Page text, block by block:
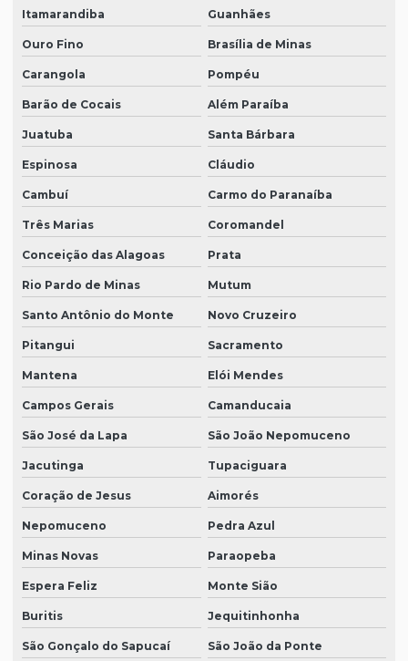
Itamarandiba Guanhães
Ouro Fino Brasília de Minas
Carangola Pompéu
Barão de Cocais Além Paraíba
Juatuba Santa Bárbara
Espinosa Cláudio
Cambuí Carmo do Paranaíba
Três Marias Coromandel
Conceição das Alagoas Prata
Rio Pardo de Minas Mutum
Santo Antônio do Monte Novo Cruzeiro
Pitangui Sacramento
Mantena Elói Mendes
Campos Gerais Camanducaia
São José da Lapa São João Nepomuceno
Jacutinga Tupaciguara
Coração de Jesus Aimorés
Nepomuceno Pedra Azul
Minas Novas Paraopeba
Espera Feliz Monte Sião
Buritis Jequitinhonha
São Gonçalo do Sapucaí São João da Ponte